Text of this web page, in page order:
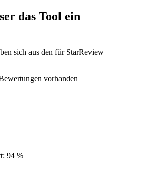
das Tool ein
sich aus den für StarReview
vorhanden
94 %